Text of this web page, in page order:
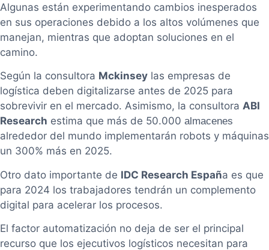
Algunas están experimentando cambios inesperados
en sus operaciones debido a los altos volúmenes que
manejan, mientras que adoptan soluciones en el
camino.
Según la consultora Mckinsey las empresas de
logística deben digitalizarse antes de 2025 para
sobrevivir en el mercado. Asimismo, la consultora ABI
Research estima que más de 50.000 almacenes
alrededor del mundo implementarán robots y máquinas
un 300% más en 2025.
Otro dato importante de IDC Research España es que
para 2024 los trabajadores tendrán un complemento
digital para acelerar los procesos.
El factor automatización no deja de ser el principal
recurso que los ejecutivos logísticos necesitan para